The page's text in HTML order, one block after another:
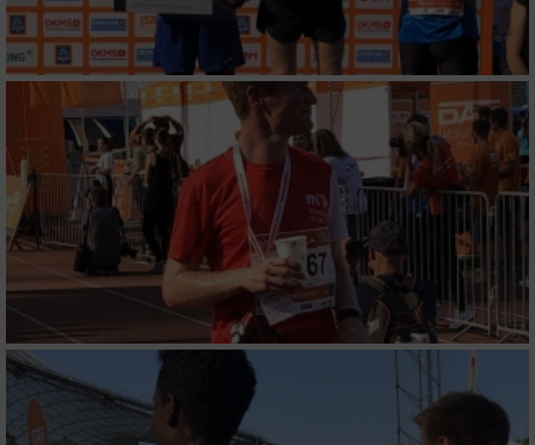
Erstellung von Profilen für personalisierte
Werbung
Verwendung von Profilen zur Auswahl
personalisierter Werbung
Erstellung von Profilen zur Personalisierung
von Inhalten
Verwendung von Profilen zur Auswahl
personalisierter Inhalte
Messung der Werbeleistung
Messung der Performance von Inhalten